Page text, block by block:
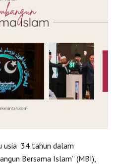
usia 34 tahun dalam
Bersama Islam” (MBI),